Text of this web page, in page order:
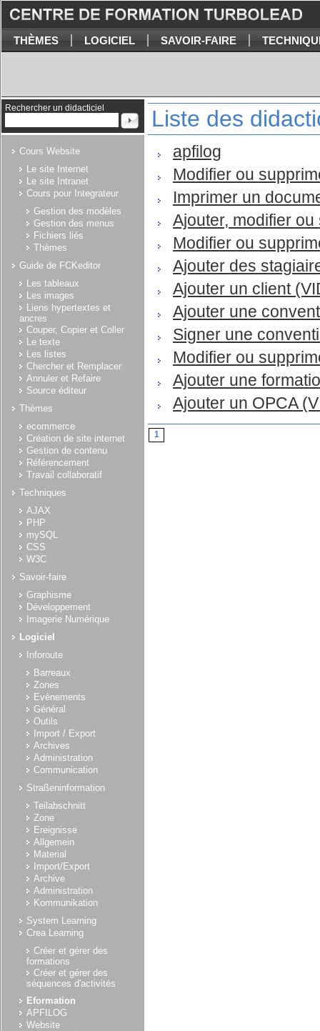
THÈMES LOGICIEL SAVOIR-FAIRE
Rechercher un didacticiel
Cours Website
Le site Internet
Le site Intranet
Cours pour Integrateur
Gestion des modèles
Gestion des menus
Fichiers liés
Thèmes
Guide de FCKeditor
Les tableaux
Les images
Liens hypertextes et
ancres
Couper, Copier et Coller
Le texte
Les listes
Chercher et Remplacer
Annuler et Refaire
Source éditeur
Thèmes
ecommerce
Création de site internet
Gestion de contenu
Référencement
Travail collaboratif
Techniques
AJAX
PHP
mySQL
CSS
W3C
Savoir-faire
Graphisme
Développement
Imagerie Numérique
Logiciel
Inforoute
Barreaux
Zones
Evènements
Général
Outils
Import / Export
Archives
Administration
Communication
Straßeninformation
Teilabschnitt
Zone
Ereignisse
Allgemein
Material
Import/Export
Archive
Administration
Kommunikation
System Learning
Crea Learning
Créer et gérer des
formations
Créer et gérer des
séquences d'activités
Eformation
APFILOG
Website
Liste des
apfilog
Modifier ou
Imprimer un
Ajouter, modifier
Modifier ou
Ajouter des
Ajouter un client
Ajouter une
Signer une
Modifier ou
Ajouter une
Ajouter un OPCA
1